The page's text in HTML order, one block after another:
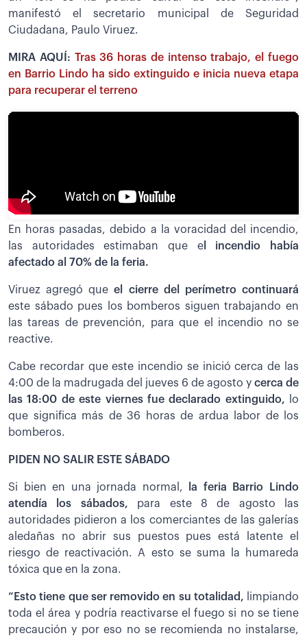
manifestó el secretario municipal de Seguridad
Ciudadana, Paulo Viruez.
MIRA AQUÍ: Tras 36 horas de intenso trabajo, el fuego
en Barrio Lindo ha sido extinguido e inicia nueva etapa
para recuperar el terreno
En horas pasadas, debido a la voracidad del incendio,
las autoridades estimaban que el incendio había
afectado al 70% de la feria.
Viruez agregó queel cierre del perímetro continuará
este sábado pues los bomberos siguen trabajando en
las tareas de prevención, para que el incendio no se
reactive.
Cabe recordar que este incendio se inició cerca de las
4:00 de la madrugada del jueves 6 de agosto y cerca de
las 18:00 de este viernes fue declarado extinguido,
lo
que significa más de 36 horas de ardua labor de los
bomberos.
PIDEN NO SALIR ESTE SÁBADO
Si bien en una jornada normal,
la feria Barrio Lindo
atendía los sábados, para este 8 de agosto las
autoridades pidieron a los comerciantes de las galerías
aledañas no abrir sus puestos pues está latente el
riesgo de reactivación. A esto se suma la humareda
tóxica que en la zona.
“Esto tiene que ser removido en su totalidad, limpiando
toda el área y podría reactivarse el fuego si no se tiene
precaución y por eso no se recomienda no instalarse,